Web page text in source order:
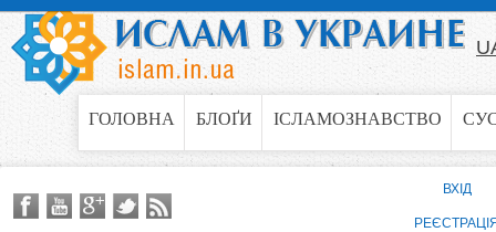
Jump to navigation
ГОЛОВНА БЛОҐИ ІСЛАМОЗНАВСТВО
ВХІД